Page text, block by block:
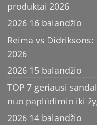
produktai 2026
2026 16 balandžio
Reima vs
2026
2026 15 balandžio
TOP 7 geriausi
nuo paplūdimio iki
2026 14 balandžio